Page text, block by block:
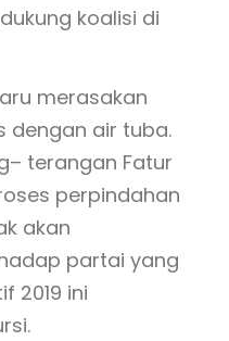
koalisi di
merasakan
dengan air tuba.
terangan Fatur
perpindahan
akan
partai yang
2019 ini